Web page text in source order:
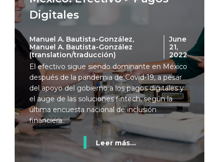
Digitales
Manuel A. Bautista-González,
Manuel A. Bautista-González
(translation/traducción)
June
21,
2022
El efectivo sigue siendo dominante en México
después de la pandemia de Covid-19, a pesar
del apoyo del gobierno a los pagos digitales y
el auge de las soluciones fintech, según la
última encuesta nacional de inclusión
financiera.
Leer más...